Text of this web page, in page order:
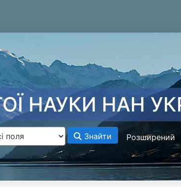
НАУКИ НАН
Знайти Розширений